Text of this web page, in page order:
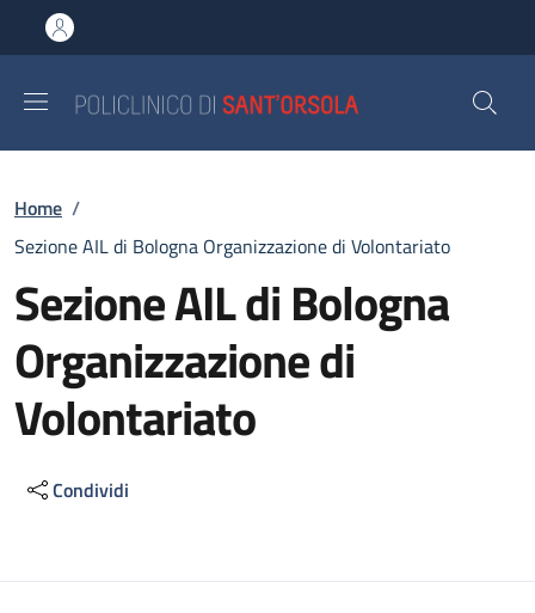
al contenuto principale
to footer content
Briciole di pane
Home /
Sezione AIL di Bologna Organizzazione di Volontariato
Sezione AIL di Bologna
Organizzazione di
Volontariato
Condividi